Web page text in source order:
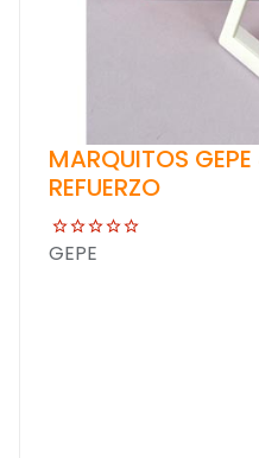
MARQUITOS
REFUERZO
GEPE